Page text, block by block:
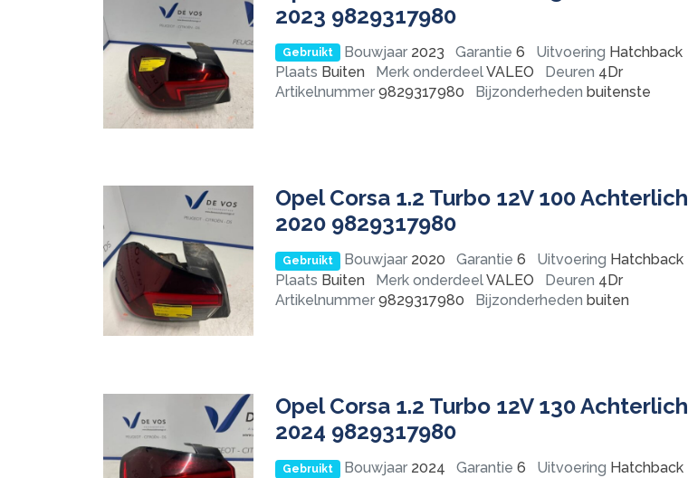
2023 9829317980
Gebruikt Bouwjaar2023 Garantie 6 Uitvoering Hatchback
Plaats Buiten Merk onderdeelVALEO Deuren 4Dr
Artikelnummer 9829317980 Bijzonderheden buitenste
Opel Corsa 1.2 Turbo 12V 100
2020 9829317980
Gebruikt Bouwjaar2020 Garantie 6 Uitvoering Hatchback
Plaats Buiten Merk onderdeelVALEO Deuren 4Dr
Artikelnummer 9829317980 Bijzonderheden buiten
Opel Corsa 1.2 Turbo 12V 130
2024 9829317980
Gebruikt Bouwjaar2024 Garantie 6 Uitvoering Hatchback